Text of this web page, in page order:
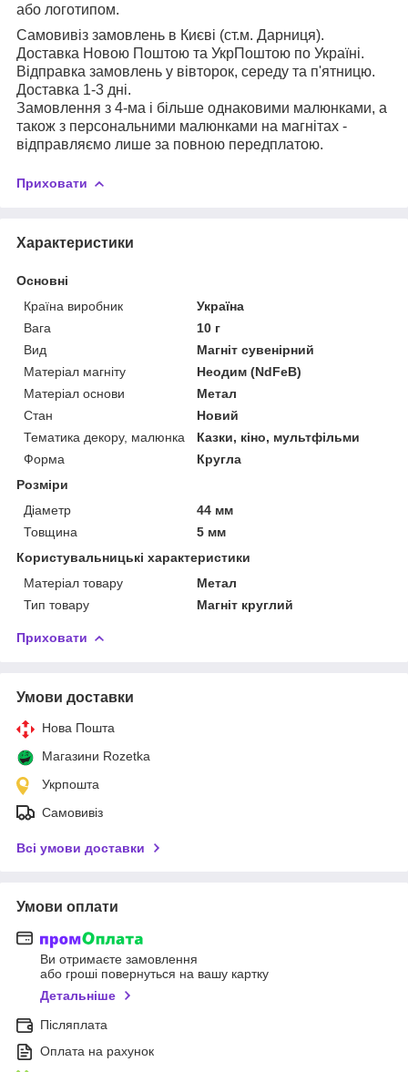
або логотипом.
Самовивіз замовлень в Києві (ст.м. Дарниця).
Доставка Новою Поштою та УкрПоштою по Україні.
Відправка замовлень у вівторок, середу та п'ятницю.
Доставка 1-3 дні.
Замовлення з 4-ма і більше однаковими малюнками, а
також з персональними малюнками на магнітах -
відправляємо лише за повною передплатою.
Приховати
Характеристики
Основні
Країна виробник
Україна
Вага
10 г
Вид
Магніт сувенірний
Матеріал магніту
Неодим (NdFeB)
Матеріал основи
Метал
Стан
Новий
Тематика декору, малюнка
Казки, кіно, мультфільми
Форма
Кругла
Розміри
Діаметр
44 мм
Товщина
5 мм
Користувальницькі характеристики
Матеріал товару
Метал
Тип товару
Магніт круглий
Приховати
Умови доставки
Нова Пошта
Магазини Rozetka
Укрпошта
Самовивіз
Всі умови доставки
Умови оплати
Ви отримаєте замовлення
або гроші повернуться на вашу картку
Детальніше
Післяплата
Оплата на рахунок